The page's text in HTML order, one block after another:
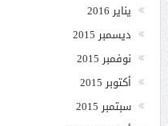
يناير 2016
ديسمبر 2015
نوفمبر 2015
أكتوبر 2015
سبتمبر 2015